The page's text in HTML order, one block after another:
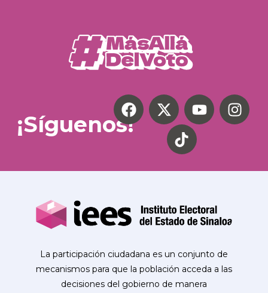
¡Síguenos!
La participación ciudadana es un conjunto de
mecanismos para que la población acceda a las
decisiones del gobierno de manera